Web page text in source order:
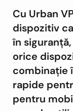
Cu Urban
dispozitiv
în
orice
combinație
rapide
pentru